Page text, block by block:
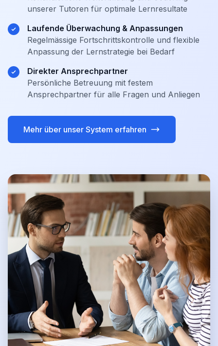
unserer Tutoren für optimale Lernresultate
Laufende Überwachung & Anpassungen
Regelmässige Fortschrittskontrolle und flexible
Anpassung der Lernstrategie bei Bedarf
Direkter Ansprechpartner
Persönliche Betreuung mit festem
Ansprechpartner für alle Fragen und Anliegen
Mehr über unser System erfahren